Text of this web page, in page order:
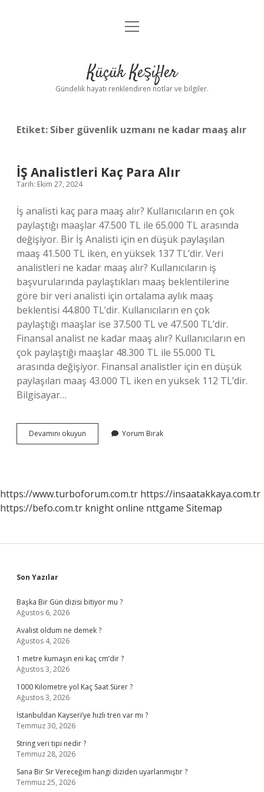
Anasayfa
Yasal Uyarı
menüyü
Küçük Keşifler
Gündelik hayatı renklendiren notlar ve bilgiler.
Etiket: Siber güvenlik uzmanı ne kadar maaş alır
İŞ Analistleri Kaç Para Alır
Tarih: Ekim 27, 2024
İş analisti kaç para maaş alır? Kullanıcıların en çok
paylaştığı maaşlar 47.500 TL ile 65.000 TL arasında
değişiyor. Bir İş Analisti için en düşük paylaşılan
maaş 41.500 TL iken, en yüksek 137 TL’dir. Veri
analistleri ne kadar maaş alır? Kullanıcıların iş
başvurularında paylaştıkları maaş beklentilerine
göre bir veri analisti için ortalama aylık maaş
beklentisi 44.800 TL’dir. Kullanıcıların en çok
paylaştığı maaşlar ise 37.500 TL ve 47.500 TL’dir.
Finansal analist ne kadar maaş alır? Kullanıcıların en
çok paylaştığı maaşlar 48.300 TL ile 55.000 TL
arasında değişiyor. Finansal analistler için en düşük
paylaşılan maaş 43.000 TL iken en yüksek 112 TL’dir.
Bilgisayar…
Devamını okuyun
Analistleri
Yorum Bırak
https://www.turboforum.com.tr https://insaatakkaya.com.tr
https://befo.com.tr knight online nttgame Sitemap
Sidebar
Son Yazılar
Başka Bir Gün dizisi bitiyor mu ?
Ağustos 6, 2026
Avalist oldum ne demek ?
Ağustos 4, 2026
1 metre kumaşın eni kaç cm’dir ?
Ağustos 3, 2026
1000 Kilometre yol Kaç Saat Sürer ?
Ağustos 3, 2026
İstanbuldan Kayseri’ye hızlı tren var mı ?
Temmuz 30, 2026
String veri tipi nedir ?
Temmuz 28, 2026
Sana Bir Sır Vereceğim hangi diziden uyarlanmıştır ?
Temmuz 25, 2026